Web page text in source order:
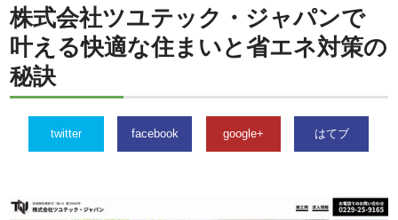
株式会社ツユテック・ジャパンで
叶える快適な住まいと省エネ対策の
秘訣
twitter facebook google+ はてブ